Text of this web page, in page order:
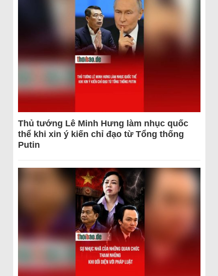
Thủ tướng Lê Minh Hưng làm nhục quốc
thể khi xin ý kiến chỉ đạo từ Tổng thống
Putin